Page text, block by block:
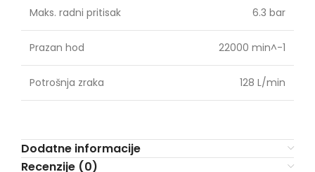
Maks. radni pritisak 6.3 bar
Prazan hod 22000 min^-1
Potrošnja zraka 128 L/min
Dodatne informacije
Recenzije (0)